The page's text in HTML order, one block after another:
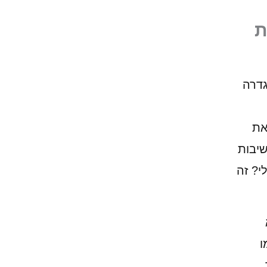
זה